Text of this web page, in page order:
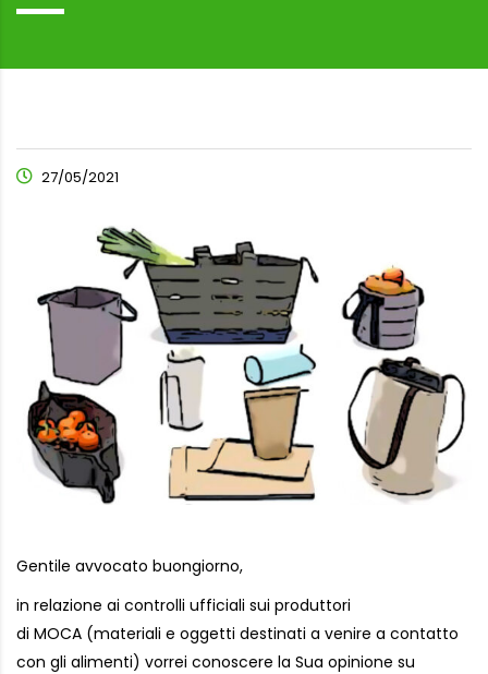
27/05/2021
Gentile avvocato buongiorno,
in relazione ai controlli ufficiali sui produttori
di MOCA (materiali e oggetti destinati a venire a contatto
con gli alimenti) vorrei conoscere la Sua opinione su